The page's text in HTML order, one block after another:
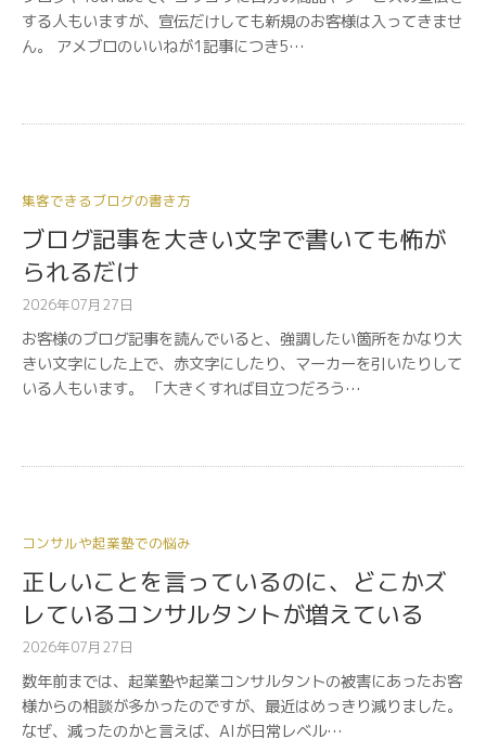
する人もいますが、宣伝だけしても新規のお客様は入ってきませ
ん。 アメブロのいいねが1記事につき5…
集客できるブログの書き方
ブログ記事を大きい文字で書いても怖が
られるだけ
2026年07月27日
お客様のブログ記事を読んでいると、強調したい箇所をかなり大
きい文字にした上で、赤文字にしたり、マーカーを引いたりして
いる人もいます。 「大きくすれば目立つだろう…
コンサルや起業塾での悩み
正しいことを言っているのに、どこかズ
レているコンサルタントが増えている
2026年07月27日
数年前までは、起業塾や起業コンサルタントの被害にあったお客
様からの相談が多かったのですが、最近はめっきり減りました。
なぜ、減ったのかと言えば、AIが日常レベル…